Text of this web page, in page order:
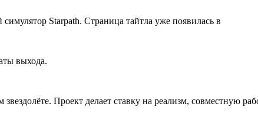
Starpath. Страница тайтла уже появилась в
выхода.
Проект делает ставку на реализм, совместную